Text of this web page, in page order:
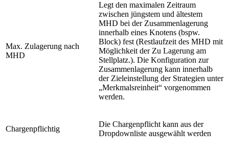
Max. Zulagerung nach
MHD
Legt den maximalen Zeitraum
zwischen jüngstem und ältestem
MHD bei der Zusammenlagerung
innerhalb eines Knotens (bspw.
Block) fest (Restlaufzeit des MHD mit
Möglichkeit der Zu Lagerung am
Stellplatz.). Die Konfiguration zur
Zusammenlagerung kann innerhalb
der Zieleinstellung der Strategien unter
„Merkmalsreinheit“ vorgenommen
werden.
Chargenpflichtig
Die Chargenpflicht kann aus der
Dropdownliste ausgewählt werden